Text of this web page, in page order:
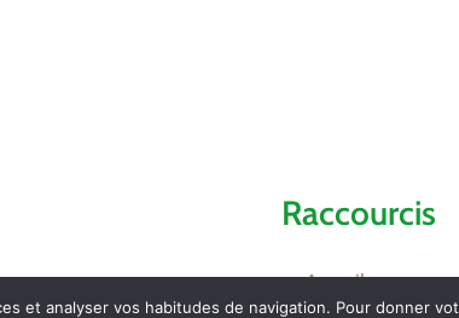
Raccourcis
Accueil
et analyser vos habitudes de navigation. Pour donner